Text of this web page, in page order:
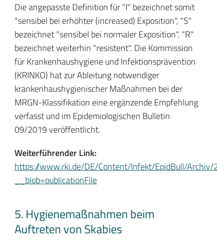
Die angepasste Definition für "I" bezeichnet somit
"sensibel bei erhöhter (increased) Exposition", "S"
bezeichnet "sensibel bei normaler Exposition". "R"
bezeichnet weiterhin "resistent". Die Kommission
für Krankenhaushygiene und Infektionsprävention
(KRINKO) hat zur Ableitung notwendiger
krankenhaushygienischer Maßnahmen bei der
MRGN-Klassifikation eine ergänzende Empfehlung
verfasst und im Epidemiologischen Bulletin
09/2019 veröffentlicht.
Weiterführender Link:
https://www.rki.de/DE/Content/Infekt/EpidBull/
__blob=publicationFile
5. Hygienemaßnahmen beim
Auftreten von Skabies